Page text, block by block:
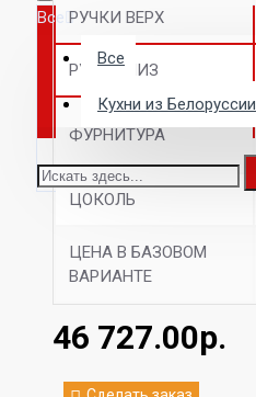
Все
Все
Кухни из Белоруссии
РУЧКИ ВЕРХ
РУЧКИ НИЗ
ФУРНИТУРА
ЦОКОЛЬ
ЦЕНА В БАЗОВОМ
ВАРИАНТЕ
46 727.00р.